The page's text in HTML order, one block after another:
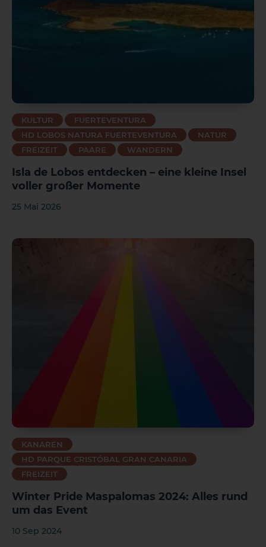
KULTUR
FUERTEVENTURA
HD LOBOS NATURA FUERTEVENTURA
NATUR
FREIZEIT
PAARE WANDERN
Isla de Lobos entdecken – eine kleine Insel
voller großer Momente
25 Mai 2026
KANAREN
HD PARQUE CRISTÓBAL GRAN CANARIA
FREIZEIT
Winter Pride Maspalomas 2024: Alles rund
um das Event
10 Sep 2024